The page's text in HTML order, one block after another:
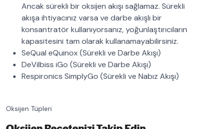
Ancak sürekli bir oksijen akışı sağlamaz. Sürekli
akışa ihtiyacınız varsa ve darbe akışlı bir
konsantratör kullanıyorsanız, yoğunlaştırıcıların
kapasitesini tam olarak kullanamayabilirsiniz.
SeQual eQuinox (Sürekli ve Darbe Akışı)
DeVilbiss iGo (Sürekli ve Darbe Akışı)
Respironics SimplyGo (Sürekli ve Nabız Akışı)
Oksijen Tüpleri